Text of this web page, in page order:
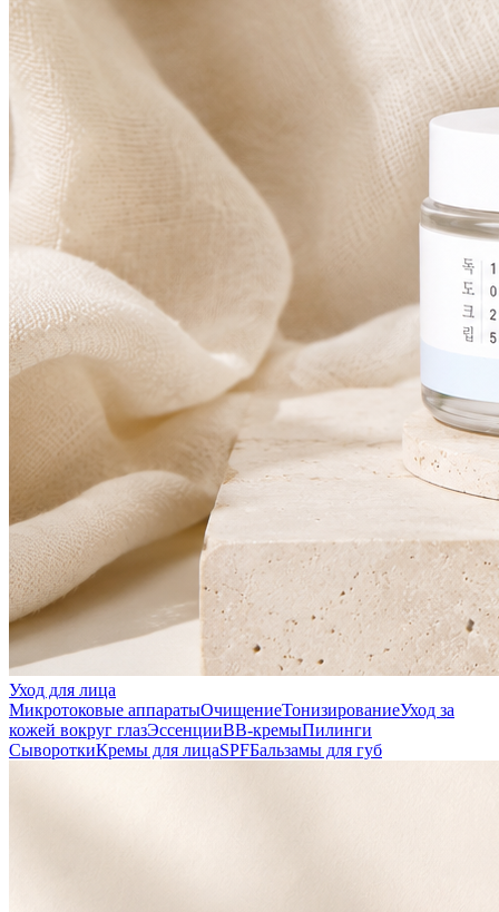
Уход для лица
Микротоковые аппаратыОчищениеТонизированиеУход за
кожей вокруг глазЭссенцииВВ-кремыПилинги
СывороткиКремы для лицаSPFБальзамы для губ